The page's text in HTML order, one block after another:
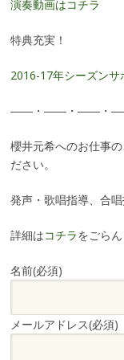
演奏動画はコチラ
特典充実！
2016-17年シーズンサ
――・――・――・
櫻井元希へのお仕事
ださい。
発声・歌唱指導、合唱
詳細はコチラをごらん
名前(必須)
メールアドレス(必須)